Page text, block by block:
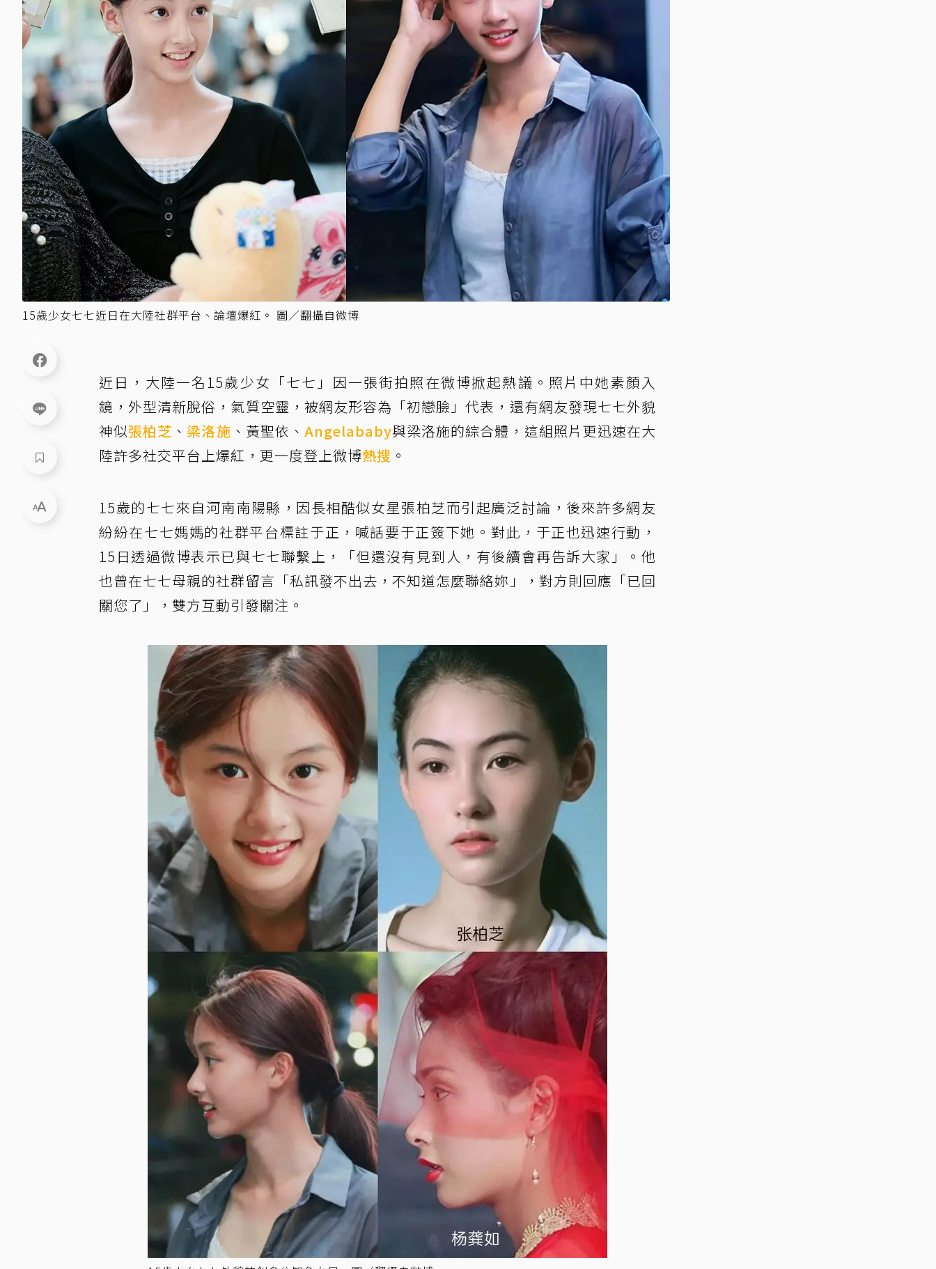
15歲少女七七近日在大陸社群平台、論壇爆紅。 圖／翻攝自微博
近日，大陸一名15歲少女「七七」因一張街拍照在微博掀起熱議。照片中她素顏入
鏡，外型清新脫俗，氣質空靈，被網友形容為「初戀臉」代表，還有網友發現七七外貌
神似張柏芝 、 梁洛施 、黃聖依、 Angelababy與梁洛施的綜合體，這組照片更迅速在大
陸許多社交平台上爆紅，更一度登上微博熱搜 。
15歲的七七來自河南南陽縣，因長相酷似女星張柏芝而引起廣泛討論，後來許多網友
紛紛在七七媽媽的社群平台標註于正，喊話要于正簽下她。對此，于正也迅速行動，
15日透過微博表示已與七七聯繫上，「但還沒有見到人，有後續會再告訴大家」。他
也曾在七七母親的社群留言「私訊發不出去，不知道怎麼聯絡妳」，對方則回應「已回
關您了」，雙方互動引發關注。